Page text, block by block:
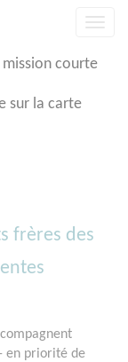
courte
sur la carte
frères des
en priorité de